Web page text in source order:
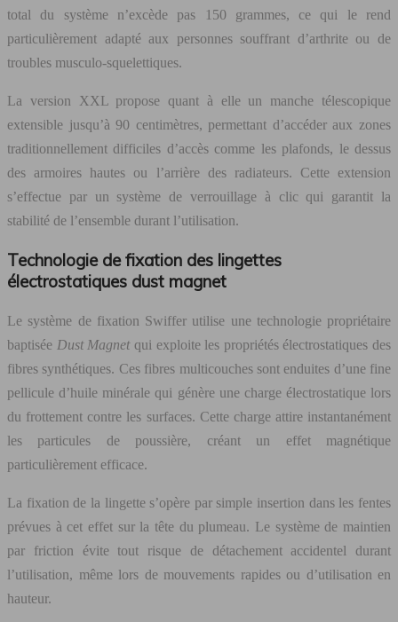
total du système n’excède pas 150 grammes, ce qui le rend
particulièrement adapté aux personnes souffrant d’arthrite ou de
troubles musculo-squelettiques.
La version XXL propose quant à elle un manche télescopique
extensible jusqu’à 90 centimètres, permettant d’accéder aux zones
traditionnellement difficiles d’accès comme les plafonds, le dessus
des armoires hautes ou l’arrière des radiateurs. Cette extension
s’effectue par un système de verrouillage à clic qui garantit la
stabilité de l’ensemble durant l’utilisation.
Technologie de fixation des lingettes
électrostatiques dust magnet
Le système de fixation Swiffer utilise une technologie propriétaire
baptisée Dust Magnet qui exploite les propriétés électrostatiques des
fibres synthétiques. Ces fibres multicouches sont enduites d’une fine
pellicule d’huile minérale qui génère une charge électrostatique lors
du frottement contre les surfaces. Cette charge attire instantanément
les particules de poussière, créant un effet magnétique
particulièrement efficace.
La fixation de la lingette s’opère par simple insertion dans les fentes
prévues à cet effet sur la tête du plumeau. Le système de maintien
par friction évite tout risque de détachement accidentel durant
l’utilisation, même lors de mouvements rapides ou d’utilisation en
hauteur.